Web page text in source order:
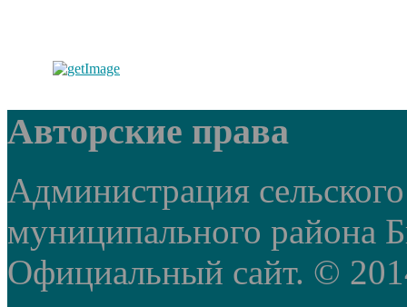
Авторские права
Администрация
муниципального района
Официальный сайт. ©